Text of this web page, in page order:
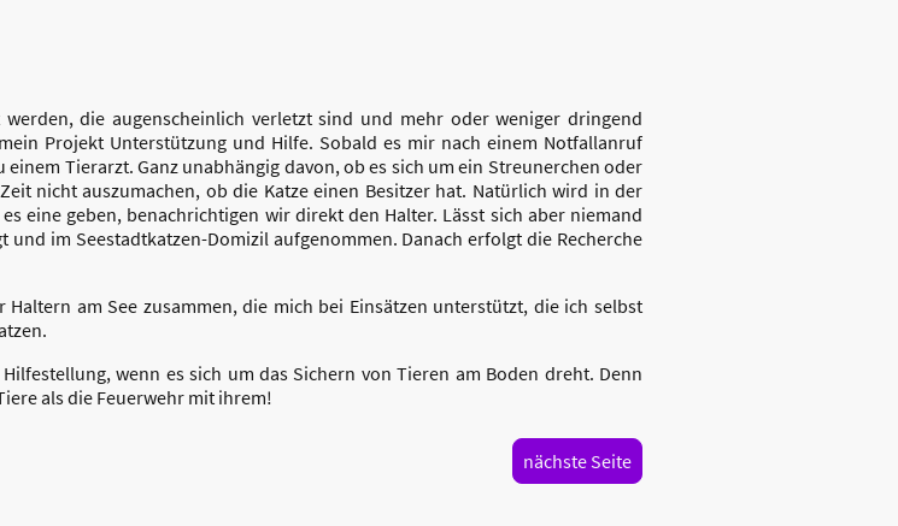
die augenscheinlich verletzt sind und mehr oder weniger dringend
Projekt Unterstützung und Hilfe. Sobald es mir nach einem Notfallanruf
Tierarzt. Ganz unabhängig davon, ob es sich um ein Streunerchen oder
nicht auszumachen, ob die Katze einen Besitzer hat. Natürlich wird in der
eine geben, benachrichtigen wir direkt den Halter. Lässt sich aber niemand
im Seestadtkatzen-Domizil aufgenommen. Danach erfolgt die Recherche
am See zusammen, die mich bei Einsätzen unterstützt, die ich selbst
wenn es sich um das Sichern von Tieren am Boden dreht. Denn
als die Feuerwehr mit ihrem!
nächste Seite